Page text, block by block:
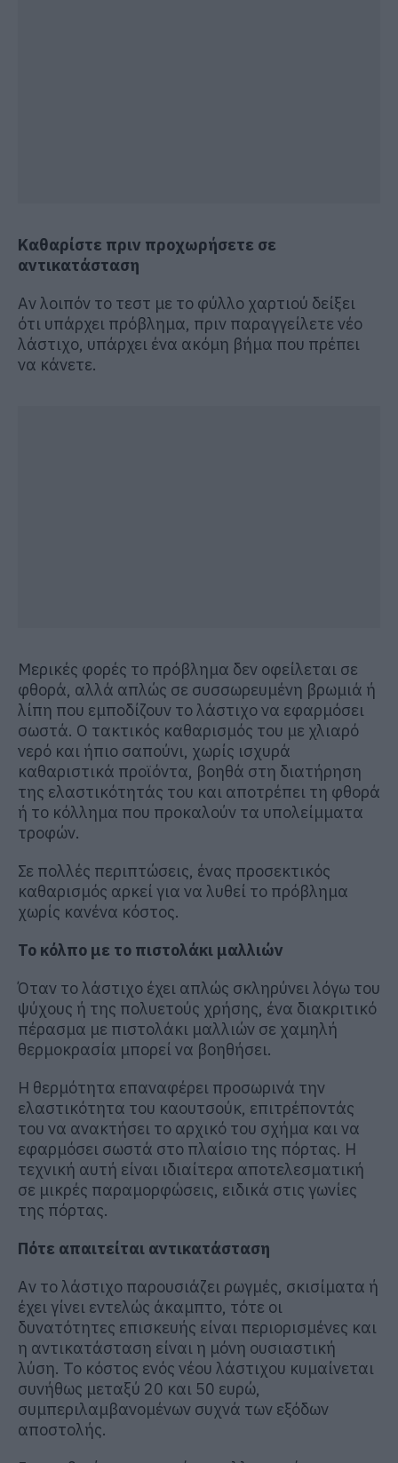
Καθαρίστε πριν προχωρήσετε σε
αντικατάσταση
Αν λοιπόν το τεστ με το φύλλο χαρτιού δείξει
ότι υπάρχει πρόβλημα, πριν παραγγείλετε νέο
λάστιχο, υπάρχει ένα ακόμη βήμα που πρέπει
να κάνετε.
Μερικές φορές το πρόβλημα δεν οφείλεται σε
φθορά, αλλά απλώς σε συσσωρευμένη βρωμιά ή
λίπη που εμποδίζουν το λάστιχο να εφαρμόσει
σωστά. Ο τακτικός καθαρισμός του με χλιαρό
νερό και ήπιο σαπούνι, χωρίς ισχυρά
καθαριστικά προϊόντα, βοηθά στη διατήρηση
της ελαστικότητάς του και αποτρέπει τη φθορά
ή το κόλλημα που προκαλούν τα υπολείμματα
τροφών.
Σε πολλές περιπτώσεις, ένας προσεκτικός
καθαρισμός αρκεί για να λυθεί το πρόβλημα
χωρίς κανένα κόστος.
Το κόλπο με το πιστολάκι μαλλιών
Όταν το λάστιχο έχει απλώς σκληρύνει λόγω του
ψύχους ή της πολυετούς χρήσης, ένα διακριτικό
πέρασμα με πιστολάκι μαλλιών σε χαμηλή
θερμοκρασία μπορεί να βοηθήσει.
Η θερμότητα επαναφέρει προσωρινά την
ελαστικότητα του καουτσούκ, επιτρέποντάς
του να ανακτήσει το αρχικό του σχήμα και να
εφαρμόσει σωστά στο πλαίσιο της πόρτας. Η
τεχνική αυτή είναι ιδιαίτερα αποτελεσματική
σε μικρές παραμορφώσεις, ειδικά στις γωνίες
της πόρτας.
Πότε απαιτείται αντικατάσταση
Αν το λάστιχο παρουσιάζει ρωγμές, σκισίματα ή
έχει γίνει εντελώς άκαμπτο, τότε οι
δυνατότητες επισκευής είναι περιορισμένες και
η αντικατάσταση είναι η μόνη ουσιαστική
λύση. Το κόστος ενός νέου λάστιχου κυμαίνεται
συνήθως μεταξύ 20 και 50 ευρώ,
συμπεριλαμβανομένων συχνά των εξόδων
αποστολής.